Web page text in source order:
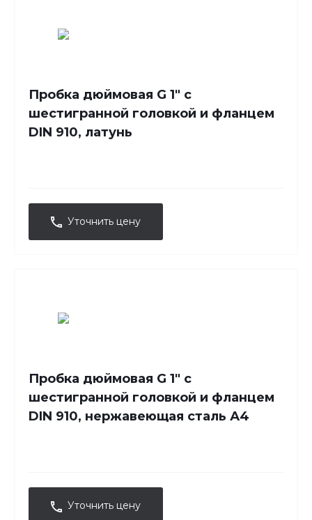
Пробка дюймовая G 1" с
шестигранной головкой и фланцем
DIN 910, латунь
Уточнить цену
Пробка дюймовая G 1" с
шестигранной головкой и фланцем
DIN 910, нержавеющая сталь А4
Уточнить цену